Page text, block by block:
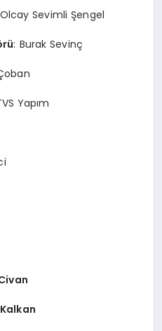
Olcay Sevimli Şengel
: Burak Sevinç
Yapım